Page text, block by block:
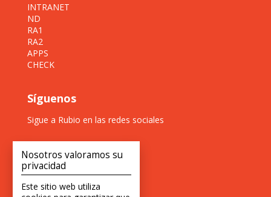
INTRANET
ND
RA1
RA2
APPS
CHECK
Síguenos
Sigue a Rubio en las redes sociales
Nosotros valoramos su
privacidad
Este sitio web utiliza